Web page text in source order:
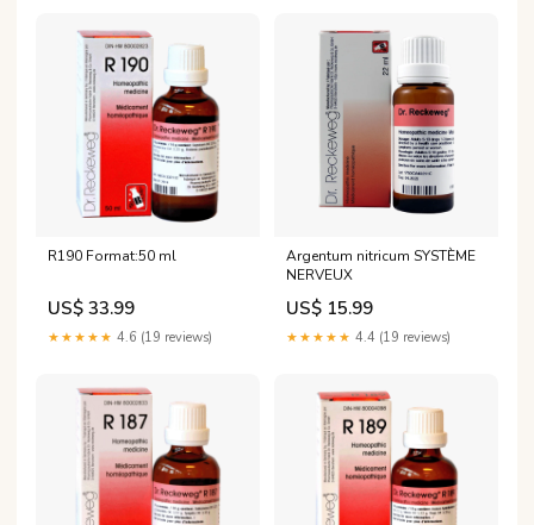
R190 Format:50 ml
US$ 33.99
★★★★★ 4.6 (19 reviews)
Argentum nitricum SYSTÈME
NERVEUX
US$ 15.99
★★★★★ 4.4 (19 reviews)